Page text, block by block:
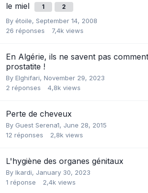
le miel 1 2
By étoile, September 14, 2008
26 réponses 7,4k views
En Algérie, ils ne savent pas
prostatite !
By Elghifari, November 29, 2023
2 réponses 4,8k views
Perte de cheveux
By Guest Serena1, June 28, 2015
12 réponses 2,8k views
L'hygiène des organes génitaux
By Ikardi, January 30, 2023
1 réponse 2,4k views